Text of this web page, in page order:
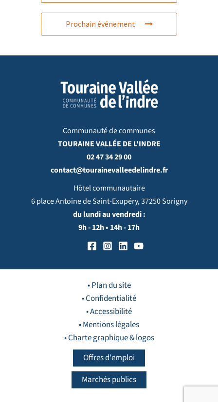
Prochain événement
Communauté de communes
TOURAINE VALLÉE DE L'INDRE
02 47 34 29 00
contact@tourainevalleedelindre.fr
Hôtel communautaire
6 place Antoine de Saint-Exupéry, 37250 Sorigny
du lundi au vendredi :
9h - 12h • 14h - 17h
• Plan du site
• Confidentialité
• Accessibilité
• Mentions légales
• Charte graphique & logos
Offres d'emploi
Marchés publics